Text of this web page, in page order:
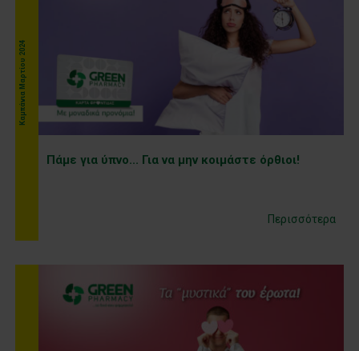
Καμπάνια Μαρτίου 2024
Πάμε για ύπνο... Για να μην κοιμάστε όρθιοι!
Περισσότερα